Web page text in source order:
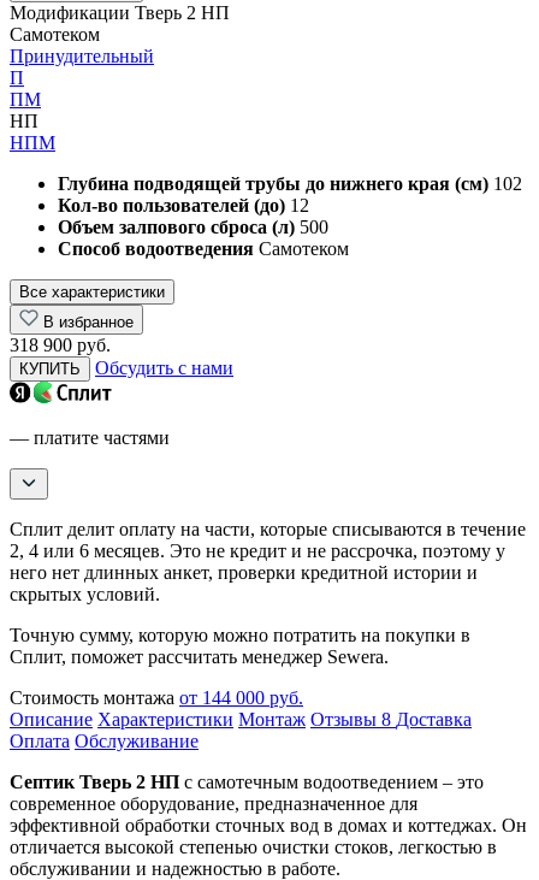
Модификации Тверь 2 НП
Самотеком
Принудительный
П
ПМ
НП
НПМ
Глубина подводящей трубы до нижнего края (см) 102
Кол-во пользователей (до) 12
Объем залпового сброса (л) 500
Способ водоотведения Самотеком
Все характеристики
В избранное
318 900 руб.
КУПИТЬ Обсудить с нами
— платите частями
Сплит делит оплату на части, которые списываются в течение
2, 4 или 6 месяцев. Это не кредит и не рассрочка, поэтому у
него нет длинных анкет, проверки кредитной истории и
скрытых условий.
Точную сумму, которую можно потратить на покупки в
Сплит, поможет рассчитать менеджер Sewera.
Стоимость монтажа от 144 000 руб.
Описание Характеристики Монтаж Отзывы 8 Доставка
Оплата Обслуживание
Септик Тверь 2 НП с самотечным водоотведением – это
современное оборудование, предназначенное для
эффективной обработки сточных вод в домах и коттеджах. Он
отличается высокой степенью очистки стоков, легкостью в
обслуживании и надежностью в работе.